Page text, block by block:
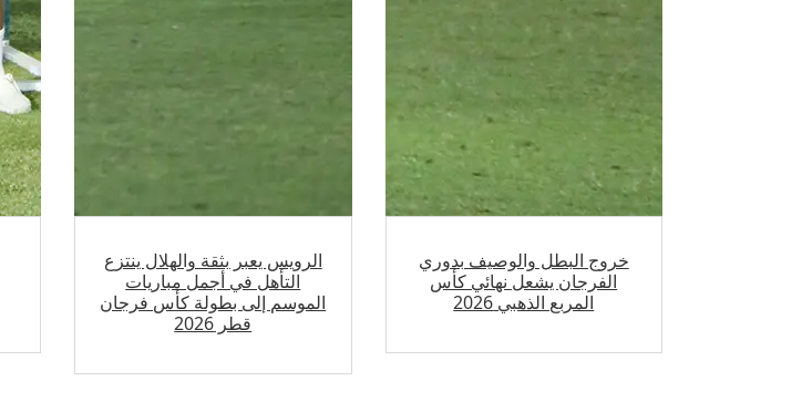
خروج البطل والوصيف بدوري
الفرجان يشعل نهائي كأس
المربع الذهبي 2026
الرويس يعبر بثقة والهلال ينتزع
التأهل في أجمل مباريات
الموسم إلى بطولة كأس فرجان
قطر 2026